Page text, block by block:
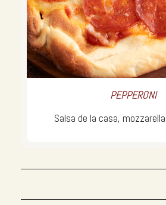
PEPPERONI
Salsa de la casa,